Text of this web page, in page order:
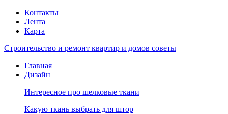
Контакты
Лента
Карта
Строительство и ремонт квартир и домов советы
Главная
Дизайн
Интересное про шелковые ткани
Какую ткань выбрать для штор